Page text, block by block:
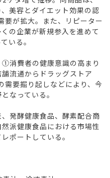
美容とダイエット効果の認
要が拡大。また、リピーター
の企業が新規参入を進めて
いる。
消費者の健康意識の高まり
流通からドラッグストア
要掘り起しなどにより、今
なっている。
発酵健康食品、酵素配合商
派健康食品における市場性
ポートしている。